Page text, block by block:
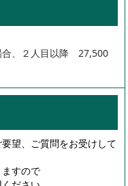
合、２人目以降 27,500
望、ご質問をお受けして
すので